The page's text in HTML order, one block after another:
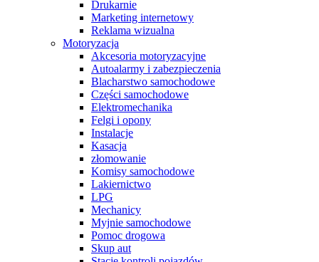
Drukarnie
Marketing internetowy
Reklama wizualna
Motoryzacja
Akcesoria motoryzacyjne
Autoalarmy i zabezpieczenia
Blacharstwo samochodowe
Części samochodowe
Elektromechanika
Felgi i opony
Instalacje
Kasacja
złomowanie
Komisy samochodowe
Lakiernictwo
LPG
Mechanicy
Myjnie samochodowe
Pomoc drogowa
Skup aut